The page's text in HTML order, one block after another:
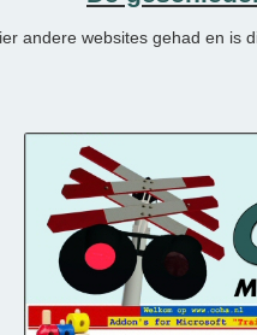
andere websites gehad en is